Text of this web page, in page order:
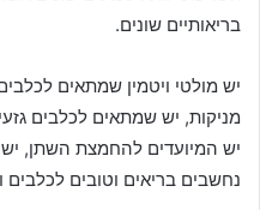
בריאותיים שונים.
יש מולטי ויטמין שמתאים
מניקות, יש שמתאים לכלבים
נחשבים בריאים וטובים לכלבים